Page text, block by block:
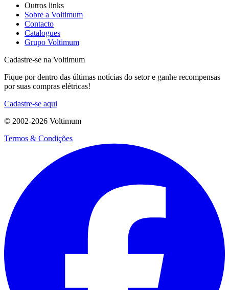
Outros links
Sobre a Voltimum
Contacto
Catalogues
Grupo Voltimum
Cadastre-se na Voltimum
Fique por dentro das últimas notícias do setor e ganhe recompensas
por suas compras elétricas!
Cadastre-se aqui
© 2002-2026 Voltimum
Termos & Condições